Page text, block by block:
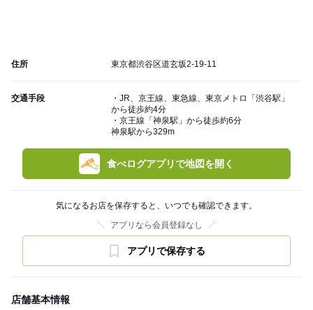
住所 東京都渋谷区道玄坂2-19-11
交通手段
・JR、京王線、東急線、東京メトロ「渋谷駅」
から徒歩約4分
・京王線「神泉駅」から徒歩約6分
神泉駅から329m
食べログアプリで地図を開く
気になるお店を保存すると、いつでも確認できます。
アプリなら会員登録なし
アプリで保存する
店舗基本情報